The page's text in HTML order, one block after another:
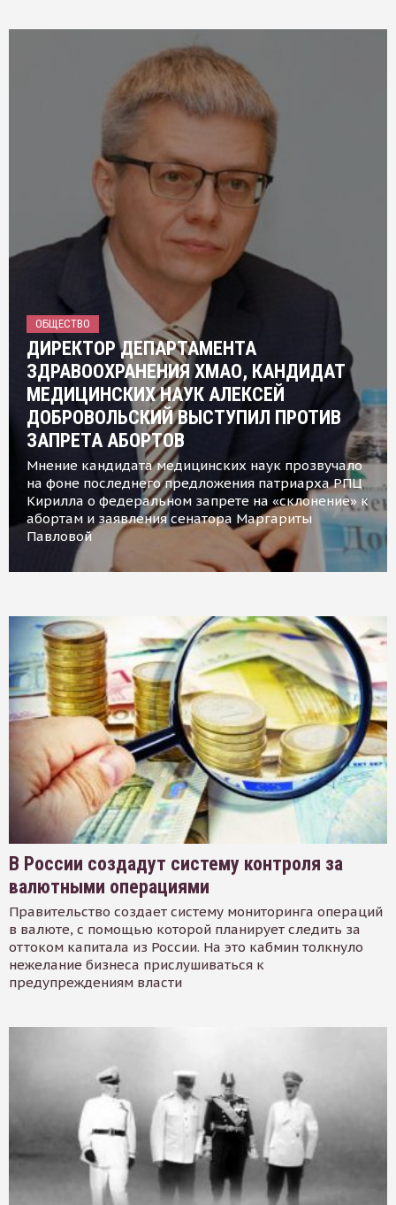
ОБЩЕСТВО
ДИРЕКТОР ДЕПАРТАМЕНТА
ЗДРАВООХРАНЕНИЯ ХМАО, КАНДИДАТ
МЕДИЦИНСКИХ НАУК АЛЕКСЕЙ
ДОБРОВОЛЬСКИЙ ВЫСТУПИЛ ПРОТИВ
ЗАПРЕТА АБОРТОВ
Мнение кандидата медицинских наук прозвучало
на фоне последнего предложения патриарха РПЦ
Кирилла о федеральном запрете на «склонение» к
абортам и заявления сенатора Маргариты
Павловой
В России создадут систему контроля за
валютными операциями
Правительство создает систему мониторинга операций
в валюте, с помощью которой планирует следить за
оттоком капитала из России. На это кабмин толкнуло
нежелание бизнеса прислушиваться к
предупреждениям власти